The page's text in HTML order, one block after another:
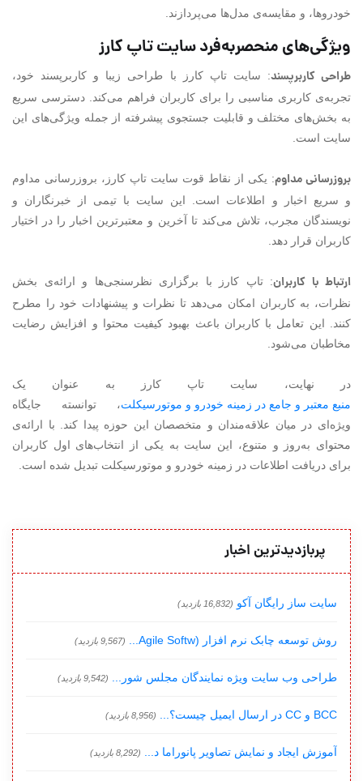
خودروها، و مقایسه‌ی مدل‌ها می‌پردازند.
ویژگی‌های منحصربه‌فرد سایت تاپ کارز
طراحی کاربرپسند: سایت تاپ کارز با طراحی زیبا و کاربرپسند خود،
تجربه‌ی کاربری مناسبی را برای کاربران فراهم می‌کند. دسترسی سریع
به بخش‌های مختلف و قابلیت جستجوی پیشرفته از جمله ویژگی‌های این
سایت است.
بروزرسانی مداوم: یکی از نقاط قوت سایت تاپ کارز، بروزرسانی مداوم
و سریع اخبار و اطلاعات است. این سایت با تیمی از خبرنگاران و
نویسندگان مجرب، تلاش می‌کند تا آخرین و معتبرترین اخبار را در اختیار
کاربران قرار دهد.
ارتباط با کاربران: تاپ کارز با برگزاری نظرسنجی‌ها و ارائه‌ی بخش
نظرات، به کاربران امکان می‌دهد تا نظرات و پیشنهادات خود را مطرح
کنند. این تعامل با کاربران باعث بهبود کیفیت محتوا و افزایش رضایت
مخاطبان می‌شود.
در نهایت، سایت تاپ کارز به عنوان یک
منبع معتبر و جامع در زمینه خودرو و موتورسیکلت، توانسته جایگاه
ویژه‌ای در میان علاقه‌مندان و متخصصان این حوزه پیدا کند. با ارائه‌ی
محتوای به‌روز و متنوع، این سایت به یکی از انتخاب‌های اول کاربران
برای دریافت اطلاعات در زمینه خودرو و موتورسیکلت تبدیل شده است.
پربازدیدترین اخبار
سایت ساز رایگان آکو (16,832 بازدید)
روش توسعه چابک نرم افزار (Agile Softw... (9,567 بازدید)
طراحی وب سایت ویژه نمایندگان مجلس شور... (9,542 بازدید)
BCC و CC در ارسال ایمیل چیست؟... (8,956 بازدید)
آموزش ایجاد و نمایش تصاویر پانوراما د... (8,292 بازدید)